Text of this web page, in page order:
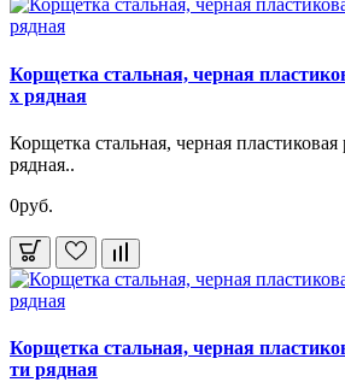
Корщетка стальная, черная
х рядная
Корщетка стальная, черная
рядная..
0руб.
Корщетка стальная, черная
ти рядная